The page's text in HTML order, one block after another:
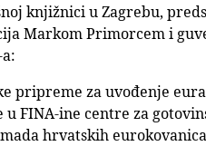
knjižnici u Zagrebu,
Markom Primorcem i
pripreme za uvođenje
FINA-ine centre za
hrvatskih